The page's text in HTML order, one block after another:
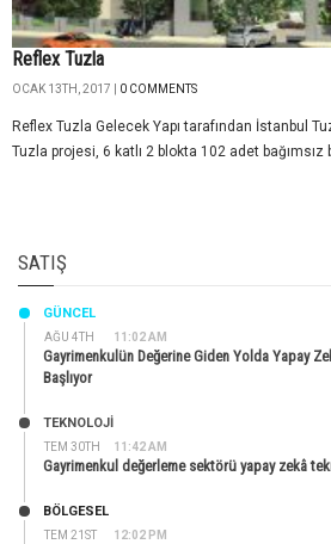
Reflex Tuzla
OCAK 13TH, 2017 | 0 COMMENTS
Reflex Tuzla Gelecek Yapı tarafından İstanbul
Tuzla projesi, 6 katlı 2 blokta 102 adet
SATIŞ
AĞU 4TH 11:02 AM
GÜNCEL
Gayrimenkulün Değerine Giden Yolda Yapay
Başlıyor
TEM 30TH 11:42 AM
TEKNOLOJİ
Gayrimenkul değerleme sektörü yapay zekâ
TEM 21ST 12:02 PM
BÖLGESEL